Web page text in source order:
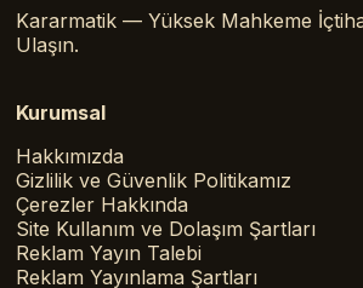
Kararmatik — Yüksek Mahkeme
Ulaşın.
Kurumsal
Hakkımızda
Gizlilik ve Güvenlik Politikamız
Çerezler Hakkında
Site Kullanım ve Dolaşım Şartları
Reklam Yayın Talebi
Reklam Yayınlama Şartları